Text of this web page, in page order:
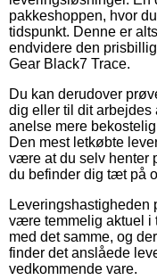
pakkeshoppen, hvor
tidspunkt. Denne er
endvidere den
Gear Black7 Trace.
Du kan derudover
dig eller til dit arbejdes
anelse mere
Den mest letkøbte
være at du selv henter
du befinder dig tæt på
Leveringshastigheden
være temmelig aktuel i
med det samme, og
finder det anslåede
vedkommende vare.